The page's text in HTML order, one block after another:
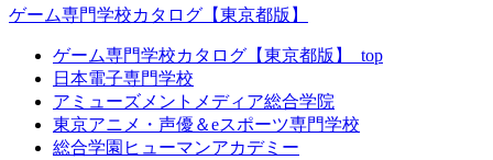
ゲーム専門学校カタログ【東京都版】
ゲーム専門学校カタログ【東京都版】_top
日本電子専門学校
アミューズメントメディア総合学院
東京アニメ・声優＆eスポーツ専門学校
総合学園ヒューマンアカデミー